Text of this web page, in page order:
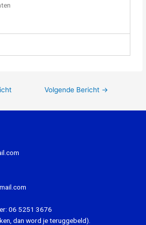
Volgende Bericht →
06 5251 3676
dan word je teruggebeld).